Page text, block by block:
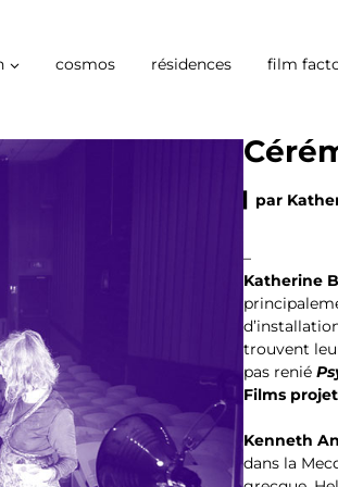
cosmos résidences film
▎par
–
Katherine
trouvent
pas renié
Films
Kenneth
dans la